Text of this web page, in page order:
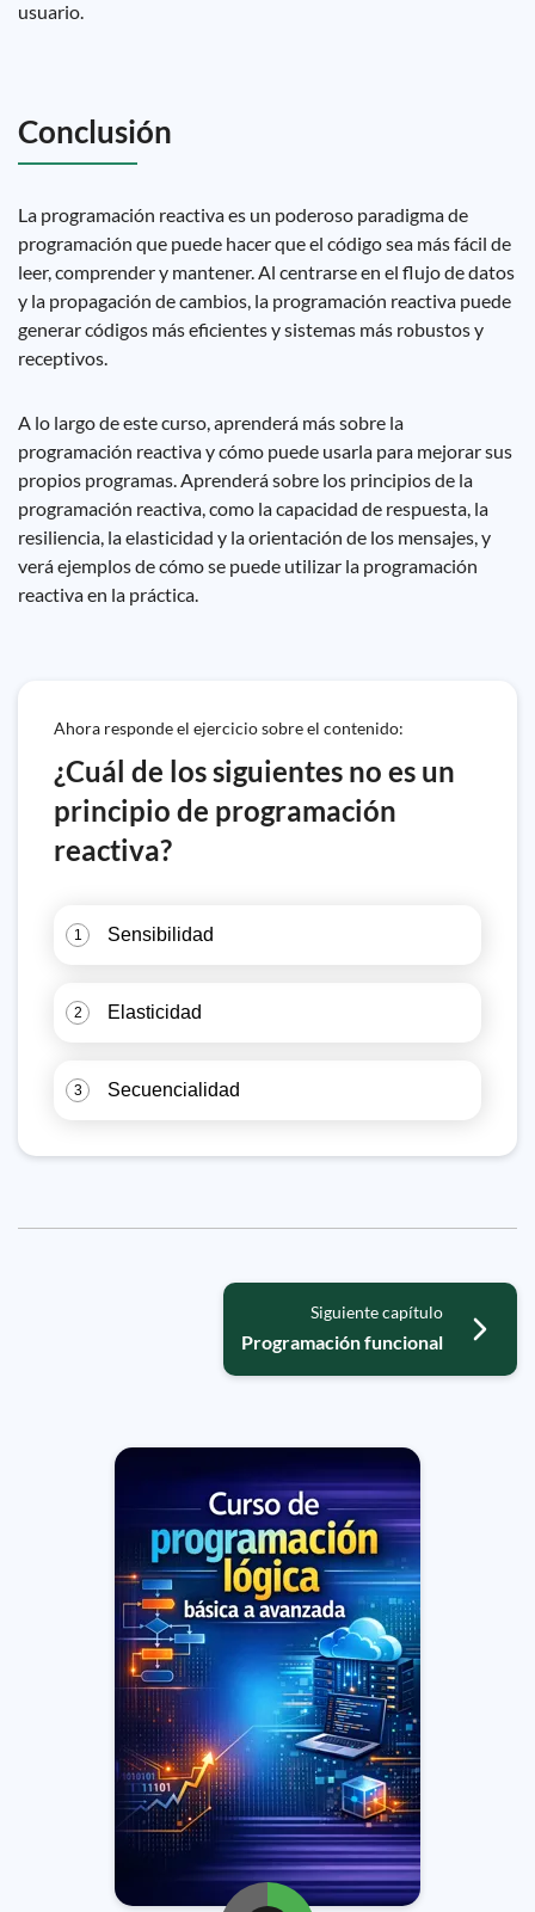
usuario.
Conclusión
La programación reactiva es un poderoso paradigma de
programación que puede hacer que el código sea más fácil de
leer, comprender y mantener. Al centrarse en el flujo de datos
y la propagación de cambios, la programación reactiva puede
generar códigos más eficientes y sistemas más robustos y
receptivos.
A lo largo de este curso, aprenderá más sobre la
programación reactiva y cómo puede usarla para mejorar sus
propios programas. Aprenderá sobre los principios de la
programación reactiva, como la capacidad de respuesta, la
resiliencia, la elasticidad y la orientación de los mensajes, y
verá ejemplos de cómo se puede utilizar la programación
reactiva en la práctica.
Ahora responde el ejercicio sobre el contenido:
¿Cuál de los siguientes no es un
principio de programación
reactiva?
1 Sensibilidad
2 Elasticidad
3 Secuencialidad
Siguiente capítulo
Programación funcional